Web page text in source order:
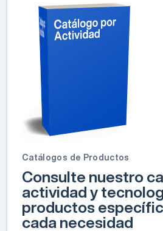
Catálogos de Productos
Consulte nuestro
actividad y
productos
cada necesidad